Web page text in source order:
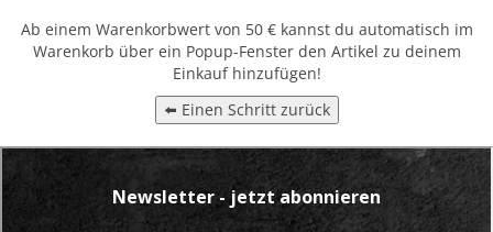
Ab einem Warenkorbwert von 50 € kannst du automatisch im
Warenkorb über ein Popup-Fenster den Artikel zu deinem
Einkauf hinzufügen!
⬅️ Einen Schritt zurück